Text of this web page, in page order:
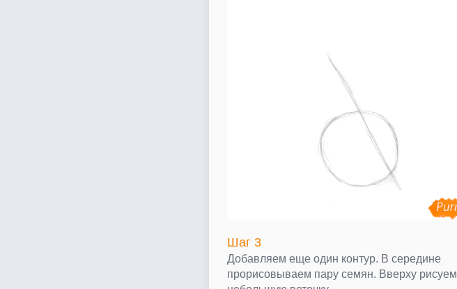
Шаг 3
Добавляем еще один контур. В середине
прорисовываем пару семян. Вверху рисуем